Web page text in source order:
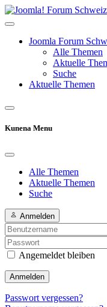
Joomla Forum
Alle Themen
Aktuelle
Suche
Aktuelle Themen
Kunena Menu
Alle Themen
Aktuelle Themen
Suche
Anmelden
Angemeldet bleiben
Anmelden
Passwort vergessen?